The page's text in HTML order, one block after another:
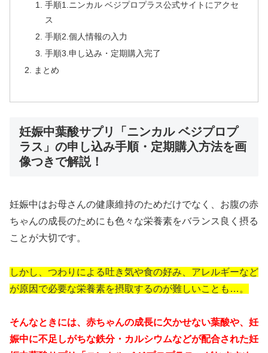
手順1.ニンカル ベジプロプラス公式サイトにアクセ
ス
手順2.個人情報の入力
手順3.申し込み・定期購入完了
まとめ
妊娠中葉酸サプリ「ニンカル ベジプロプ
ラス」の申し込み手順・定期購入方法を画
像つきで解説！
妊娠中はお母さんの健康維持のためだけでなく、お腹の赤
ちゃんの成長のためにも色々な栄養素をバランス良く摂る
ことが大切です。
しかし、つわりによる吐き気や食の好み、アレルギーなど
が原因で必要な栄養素を摂取するのが難しいことも…。
そんなときには、赤ちゃんの成長に欠かせない葉酸や、妊
娠中に不足しがちな鉄分・カルシウムなどが配合された妊